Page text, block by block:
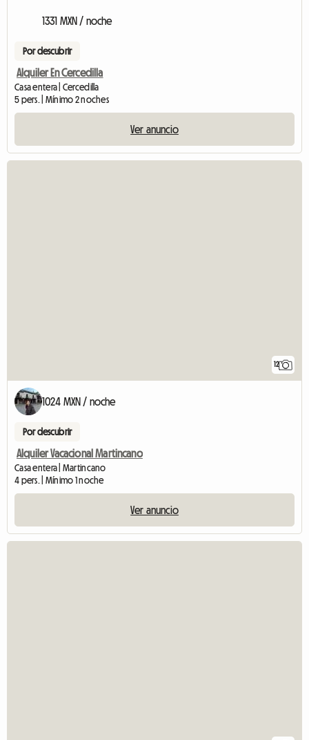
1331 MXN / noche
Por descubrir
Alquiler En Cercedilla
Casa entera | Cercedilla
5 pers. | Mínimo 2 noches
Ver anuncio
12
1024 MXN / noche
Por descubrir
Alquiler Vacacional Martincano
Casa entera | Martincano
4 pers. | Mínimo 1 noche
Ver anuncio